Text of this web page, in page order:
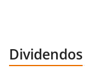
Dividendos